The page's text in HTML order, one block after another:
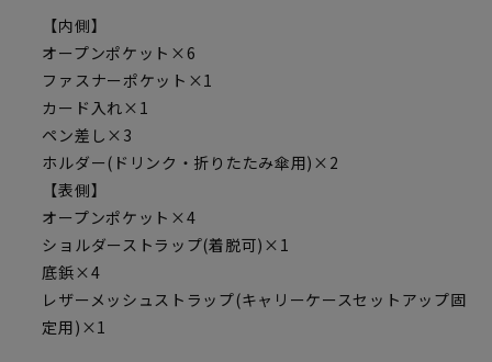
【内側】
オープンポケット×6
ファスナーポケット×1
カード入れ×1
ペン差し×3
ホルダー(ドリンク・折りたたみ傘用)×2
【表側】
オープンポケット×4
ショルダーストラップ(着脱可)×1
底鋲×4
レザーメッシュストラップ(キャリーケースセットアップ固
定用)×1